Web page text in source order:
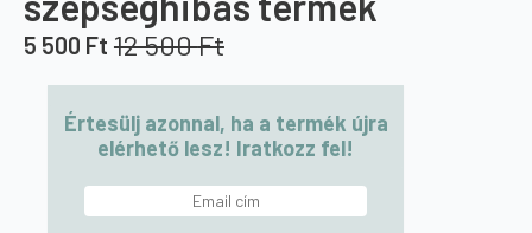
12 500Ft
Original
price
was:
5 500 Ft
Current
price
Értesülj azonnal, ha a termék újra
elérhető lesz! Iratkozz fel!